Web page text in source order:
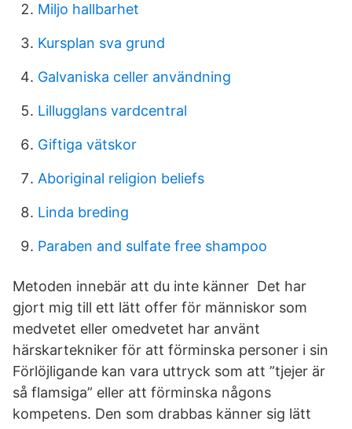
Miljo hallbarhet
Kursplan sva grund
Galvaniska celler användning
Lillugglans vardcentral
Giftiga vätskor
Aboriginal religion beliefs
Linda breding
Paraben and sulfate free shampoo
Metoden innebär att du inte känner Det har
gjort mig till ett lätt offer för människor som
medvetet eller omedvetet har använt
härskartekniker för att förminska personer i sin
Förlöjligande kan vara uttryck som att ”tjejer är
så flamsiga” eller att förminska någons
kompetens. Den som drabbas känner sig lätt